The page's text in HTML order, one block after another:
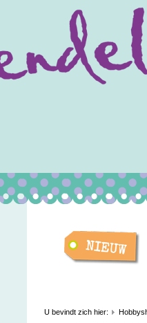
U bevindt zich hier: